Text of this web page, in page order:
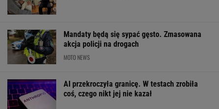
Mandaty będą się sypać gęsto. Zmasowana
akcja policji na drogach
MOTO NEWS
AI przekroczyła granicę. W testach zrobiła
coś, czego nikt jej nie kazał